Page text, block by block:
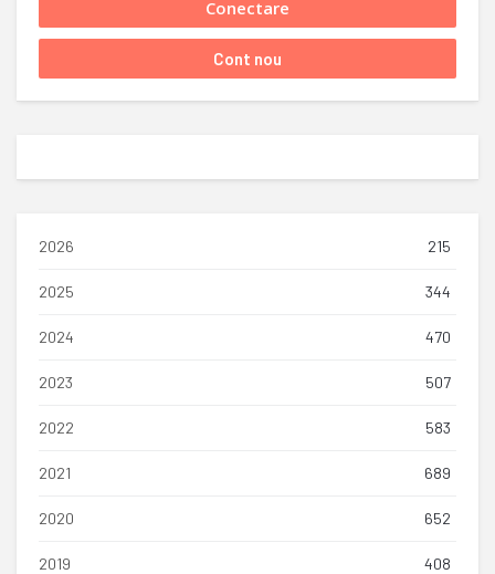
2026 215
2025 344
2024 470
2023 507
2022 583
2021 689
2020 652
2019 408